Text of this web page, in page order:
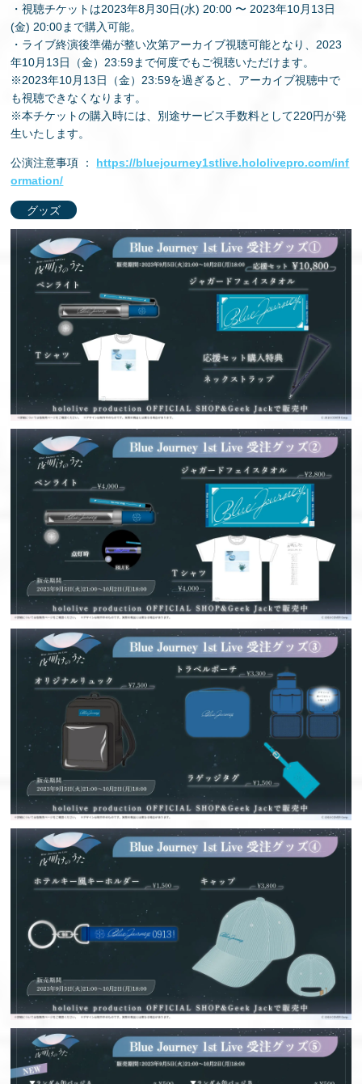
・視聴チケットは2023年8月30日(水) 20:00 〜 2023年10月13日
(金) 20:00まで購⼊可能。
・ライブ終演後準備が整い次第アーカイブ視聴可能となり、2023
年10⽉13⽇（⾦）23:59まで何度でもご視聴いただけます。
※2023年10⽉13⽇（⾦）23:59を過ぎると、アーカイブ視聴中で
も視聴できなくなります。
※本チケットの購入時には、別途サービス手数料として220円が発
生いたします。
公演注意事項 ： https://bluejourney1stlive.hololivepro.com/inf
ormation/
グッズ